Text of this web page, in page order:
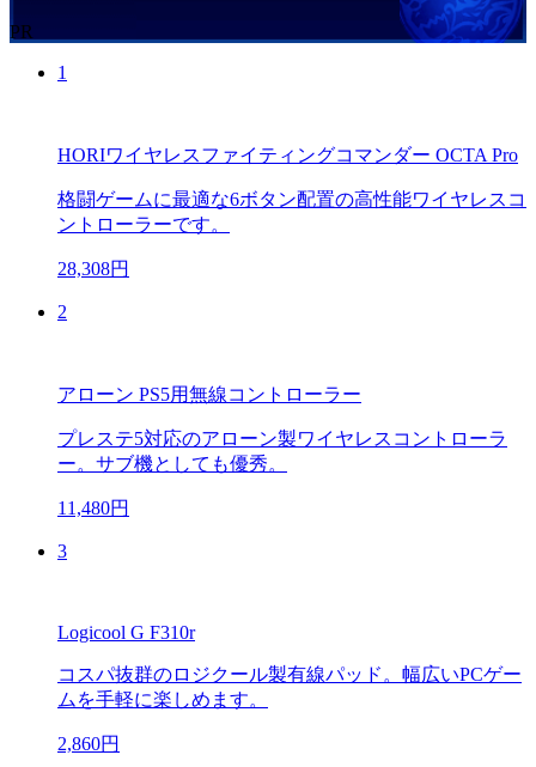
PR
1
HORIワイヤレスファイティングコマンダー OCTA Pro
格闘ゲームに最適な6ボタン配置の高性能ワイヤレスコ
ントローラーです。
28,308円
2
アローン PS5用無線コントローラー
プレステ5対応のアローン製ワイヤレスコントローラ
ー。サブ機としても優秀。
11,480円
3
Logicool G F310r
コスパ抜群のロジクール製有線パッド。幅広いPCゲー
ムを手軽に楽しめます。
2,860円